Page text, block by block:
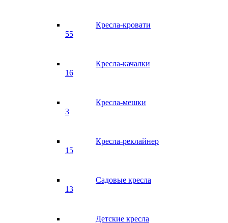
Кресла-кровати
55
Кресла-качалки
16
Кресла-мешки
3
Кресла-реклайнер
15
Садовые кресла
13
Детские кресла